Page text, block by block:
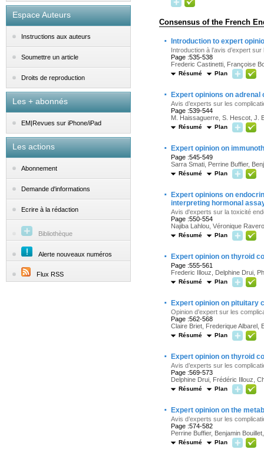
Espace Auteurs
Instructions aux auteurs
Soumettre un article
Droits de reproduction
Les + abonnés
EM|Revues sur iPhone/iPad
Les actions
Abonnement
Demande d'informations
Ecrire à la rédaction
Bibliothèque
Alerte nouveaux numéros
Flux RSS
Consensus of the French
· Introduction to expert
Introduction à l’avis d’expert
Page :535-538
Frederic Castinetti, Françoise
Résumé Plan
· Expert opinions on
Avis d’experts sur les
Page :539-544
M. Haissaguerre, S. Hescot, J.
Résumé Plan
· Expert opinion on
Page :545-549
Sarra Smati, Perrine Buffier,
Résumé Plan
·
Expert opinions on
interpreting hormonal
Avis d'experts sur la toxicité
Page :550-554
Najiba Lahlou, Véronique
Résumé Plan
· Expert opinion on thyroid
Page :555-561
Frederic Illouz, Delphine Drui,
Résumé Plan
· Expert opinion on pituitary
Opinion d’expert sur les
Page :562-568
Claire Briet, Frederique Albarel,
Résumé Plan
· Expert opinion on thyroid
Avis d’experts sur les
Page :569-573
Delphine Drui, Frédéric Illouz,
Résumé Plan
· Expert opinion on the
Avis d’experts sur les
Page :574-582
Perrine Buffier, Benjamin
Résumé Plan